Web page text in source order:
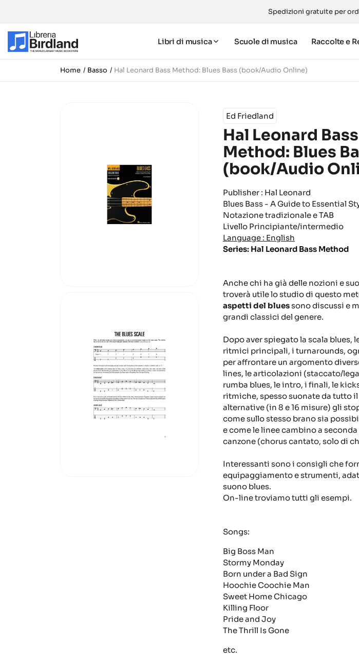
Spedizioni gratuite per
Libri di musica Scuole di musica Raccolte e
Home Basso Hal Leonard Bass Method: Blues Bass (book/Audio Online)
Ed Friedland
Hal Leonard Bass
Method: Blues
(book/Audio
Publisher : Hal Leonard
Blues Bass - A Guide to Essential
Notazione tradizionale e TAB
Livello Principiante/intermedio
Language : English
Series: Hal Leonard Bass Method
Anche chi ha già delle nozioni e
troverà utile lo studio di questo
aspetti del bluessono discussi e
grandi classici del genere.
Dopo aver spiegato la scala blues,
ritmici principali, i turnarounds,
per affrontare un argomento
lines, le articolazioni (staccato/
rumba blues, le intro, i finali, le
ritmiche, spesso suonate da tutto
alternative (in 8 e 16 misure) gli
come sullo stesso brano sia
e come le linee cambino a
canzone (chorus cantato, solo di
Interessanti sono i consigli che
equipaggiamento e strumenti,
suono blues.
On-line troviamo tutti gli esempi.
Songs:
Big Boss Man
Stormy Monday
Born under a Bad Sign
Hoochie Coochie Man
Sweet Home Chicago
Killing Floor
Pride and Joy
The Thrill Is Gone
etc.